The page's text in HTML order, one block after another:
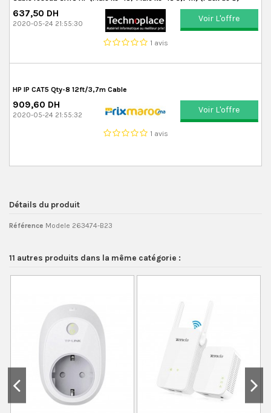
637,50 DH
2020-05-24 21:55:30
1 avis
Voir L'offre
HP IP CAT5 Qty-8 12ft/3,7m Cable
909,60 DH
2020-05-24 21:55:32
1 avis
Voir L'offre
Détails du produit
Référence Modele 263474-B23
11 autres produits dans la même catégorie :